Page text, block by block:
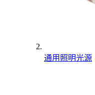
通用照明光源